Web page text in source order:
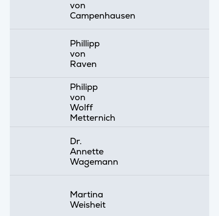
von
Campenhausen
Phillipp
von
Raven
Philipp
von
Wolff
Metternich
Dr.
Annette
Wagemann
Martina
Weisheit